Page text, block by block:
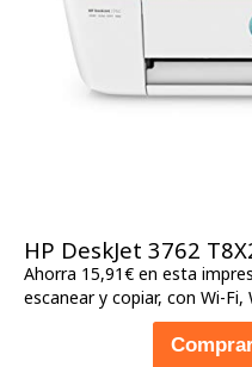
HP DeskJet 3762
Ahorra 15,91€ en esta
escanear y copiar, con Wi-